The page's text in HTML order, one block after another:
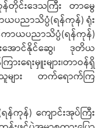
င်းဒေသကြီး တာမွေ
ယပညာသိပ္ပံ(ရန်ကုန်) ရုံး
ကာယပညာသိပ္ပံ(ရန်ကုန်)
းအောင်နိုင်ဆွေ၊ ဒုတိယ
ရေးမှူးများ၊တာဝန်ရှိ
သူများ တက်ရောက်ကြ
န်ကုန်) ကျောင်းအုပ်ကြီး